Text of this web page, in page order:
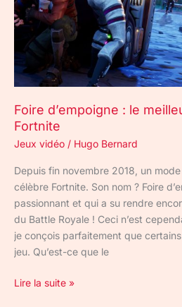
Foire d’empoigne : le
Fortnite
Jeux vidéo / Hugo Bernard
Depuis fin novembre 2018, un
célèbre Fortnite. Son nom ? Foire
passionnant et qui a su rendre
du Battle Royale ! Ceci n’est
je conçois parfaitement que
jeu. Qu’est-ce que le
jeu
de
Fortnite
Lire la suite »